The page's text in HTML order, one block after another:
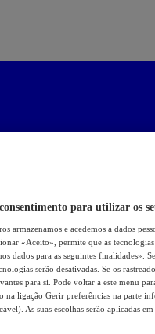
para utilizar os
armazenamos e acedemos a dados
«Aceito», permite que as
dados para as seguintes
serão desativadas. Se os
para si. Pode voltar a este menu
na ligação Gerir preferências na parte
As suas escolhas serão aplicadas